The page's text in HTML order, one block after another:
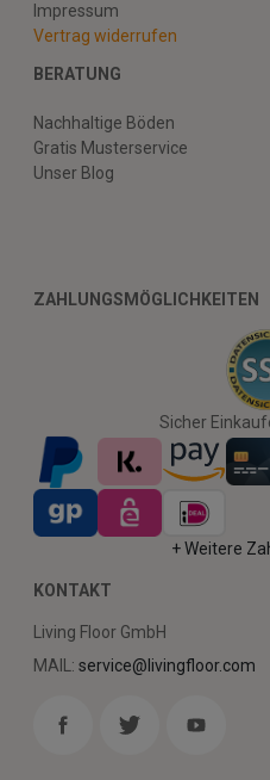
Impressum
Vertrag widerrufen
BERATUNG
Nachhaltige Böden
Gratis Musterservice
Unser Blog
ZAHLUNGSMÖGLICHKEITEN
Sicher
+ Weitere
KONTAKT
Living Floor GmbH
MAIL: service@livingfloor.com